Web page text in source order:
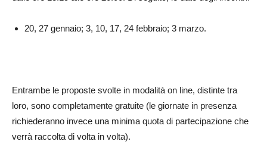
20, 27 gennaio; 3, 10, 17, 24 febbraio; 3 marzo.
Entrambe le proposte svolte in modalità on line, distinte tra
loro, sono completamente gratuite (le giornate in presenza
richiederanno invece una minima quota di partecipazione che
verrà raccolta di volta in volta).